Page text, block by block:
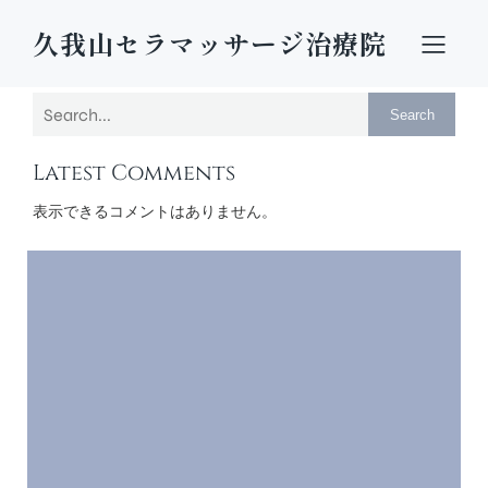
久我山セラマッサージ治療院
Search
Latest Comments
表示できるコメントはありません。